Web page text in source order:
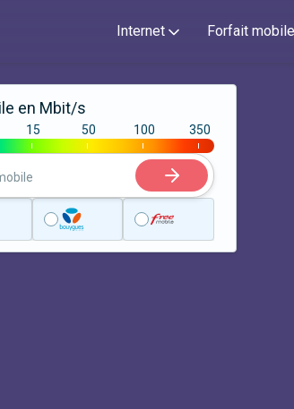
Internet Forfait mobile
en Mbit/s
|
15
|
50
|
100
|
350